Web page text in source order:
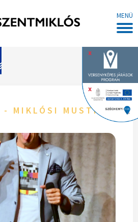
MENÜ
x
x
- MIKLÓSI MUSTRA